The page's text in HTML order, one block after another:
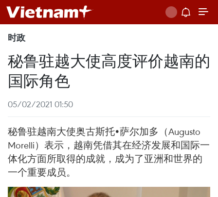
时政
秘鲁驻越大使高度评价越南的
国际角色
05/02/2021 01:50
秘鲁驻越南大使奥古斯托•萨尔加多（Augusto
Morelli）表示，越南凭借其在经济发展和国际一
体化方面所取得的成就，成为了亚洲和世界的
一个重要成员。